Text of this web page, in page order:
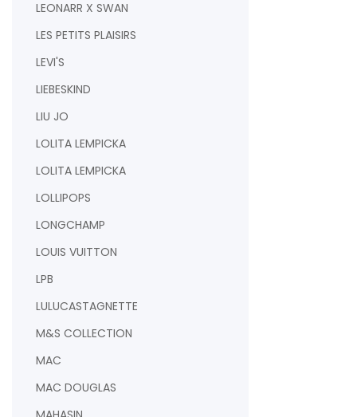
LEONARR X SWAN
LES PETITS PLAISIRS
LEVI'S
LIEBESKIND
LIU JO
LOLITA LEMPICKA
LOLITA LEMPICKA
LOLLIPOPS
LONGCHAMP
LOUIS VUITTON
LPB
LULUCASTAGNETTE
M&S COLLECTION
MAC
MAC DOUGLAS